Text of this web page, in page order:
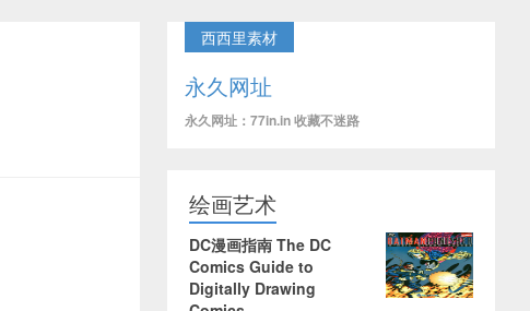
西西里素材
永久网址
永久网址：77in.in 收藏不迷路
绘画艺术
DC漫画指南 The DC
Comics Guide to
Digitally Drawing